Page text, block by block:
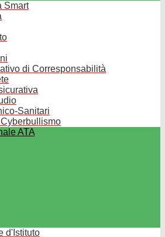
Smart
di Corresponsabilità
Sanitari
ATA
d'Istituto